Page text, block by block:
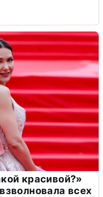
красивой?»
всех